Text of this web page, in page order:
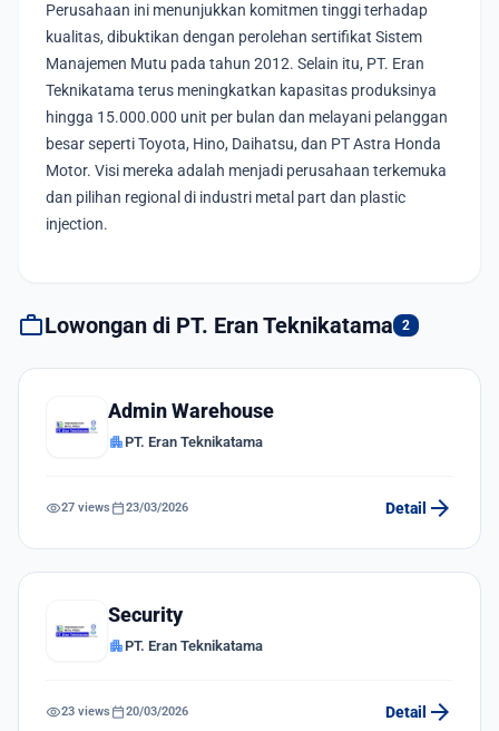
Perusahaan ini menunjukkan komitmen tinggi terhadap
kualitas, dibuktikan dengan perolehan sertifikat Sistem
Manajemen Mutu pada tahun 2012. Selain itu, PT. Eran
Teknikatama terus meningkatkan kapasitas produksinya
hingga 15.000.000 unit per bulan dan melayani pelanggan
besar seperti Toyota, Hino, Daihatsu, dan PT Astra Honda
Motor. Visi mereka adalah menjadi perusahaan terkemuka
dan pilihan regional di industri metal part dan plastic
injection.
workLowongan di PT. Eran Teknikatama 2
Admin Warehouse
apartmentPT. Eran Teknikatama
visibility27 views calendar_today23/03/2026 Detail arrow_forward
Security
apartmentPT. Eran Teknikatama
visibility23 views calendar_today20/03/2026 Detail arrow_forward